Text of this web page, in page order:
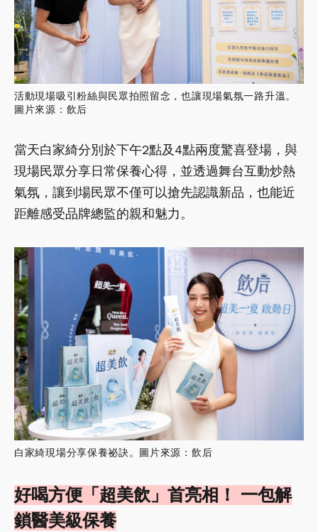
活動現場吸引粉絲與民眾拍照留念，也讓現場氣氛一路升溫。
圖片來源：飲后
當天白家綺分別於下午2點及4點兩度驚喜登場，與
現場民眾分享日常保養心得，並透過舞台互動炒熱
氣氛，讓到場民眾不僅可以搶先認識新品，也能近
距離感受品牌總監的親和魅力。
白家綺現場分享保養祕訣。圖片來源：飲后
好喝方便「超美飲」首亮相！ 一包解
鎖醫美級保養